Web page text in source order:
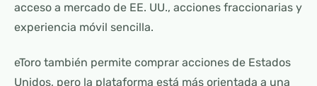
acceso a mercado de EE. UU., acciones fraccionarias y
experiencia móvil sencilla.
eToro también permite comprar acciones de Estados
Unidos, pero la plataforma está más orientada a una